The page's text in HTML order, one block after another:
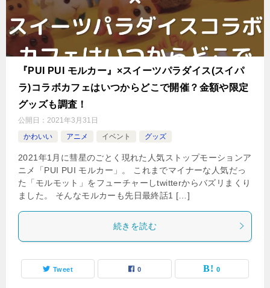
『PUI PUI モルカー』×スイーツパラダイス(スイパ
ラ)コラボカフェはいつからどこで開催？金額や限定
グッズも調査！
公開日： 2021年3月31日
かわいい
アニメ イベント グッズ
2021年1月に彗星のごとく現れた人気ストップモーションア
ニメ「PUI PUI モルカー」。 これまでマイナーな人気だっ
た「モルモット」をフューチャーしtwitterからバズリまくり
ました。 そんなモルカーも先日最終話1 […]
続きを読む
Tweet 0 0